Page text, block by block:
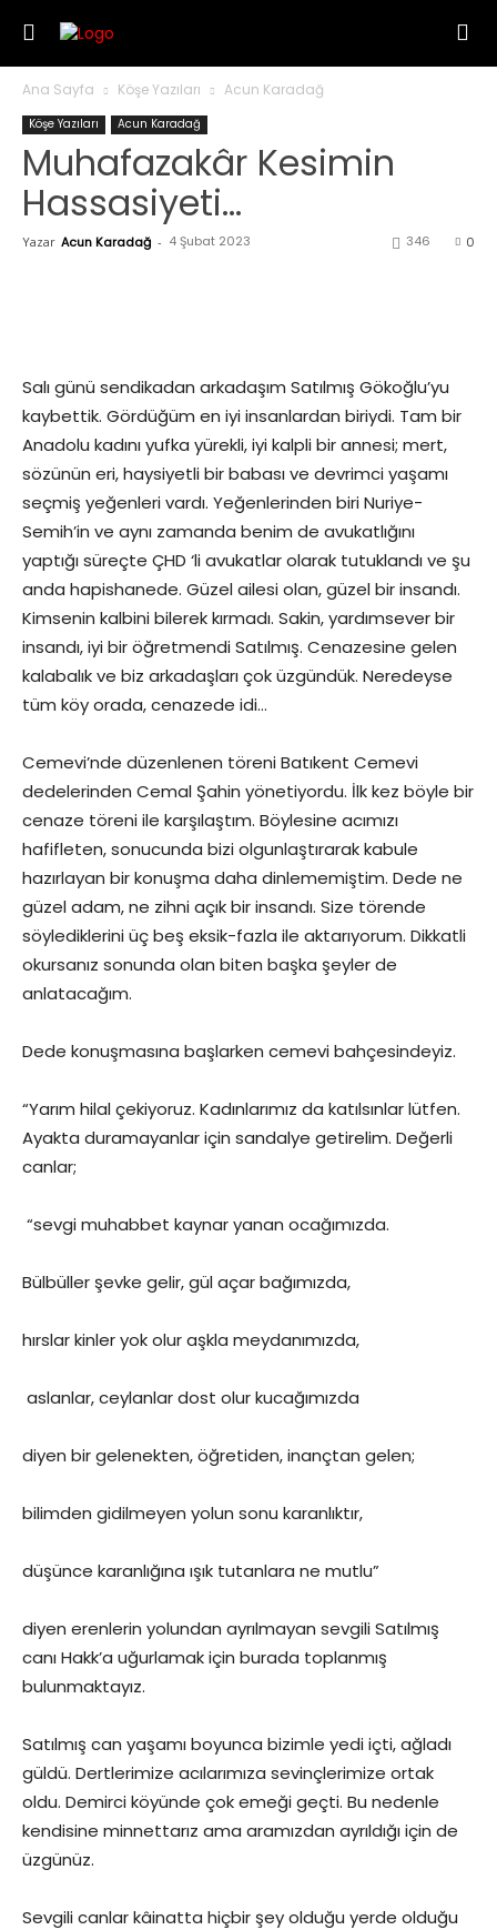
Ana Sayfa Köşe Yazıları Acun Karadağ
Köşe Yazıları Acun Karadağ
Muhafazakâr Kesimin
Hassasiyeti…
Yazar Acun Karadağ - 4 Şubat 2023 0
346
Salı günü sendikadan arkadaşım Satılmış Gökoğlu’yu
kaybettik. Gördüğüm en iyi insanlardan biriydi. Tam bir
Anadolu kadını yufka yürekli, iyi kalpli bir annesi; mert,
sözünün eri, haysiyetli bir babası ve devrimci yaşamı
seçmiş yeğenleri vardı. Yeğenlerinden biri Nuriye-
Semih’in ve aynı zamanda benim de avukatlığını
yaptığı süreçte ÇHD ‘li avukatlar olarak tutuklandı ve şu
anda hapishanede. Güzel ailesi olan, güzel bir insandı.
Kimsenin kalbini bilerek kırmadı. Sakin, yardımsever bir
insandı, iyi bir öğretmendi Satılmış. Cenazesine gelen
kalabalık ve biz arkadaşları çok üzgündük. Neredeyse
tüm köy orada, cenazede idi…
Cemevi’nde düzenlenen töreni Batıkent Cemevi
dedelerinden Cemal Şahin yönetiyordu. İlk kez böyle bir
cenaze töreni ile karşılaştım. Böylesine acımızı
hafifleten, sonucunda bizi olgunlaştırarak kabule
hazırlayan bir konuşma daha dinlememiştim. Dede ne
güzel adam, ne zihni açık bir insandı. Size törende
söylediklerini üç beş eksik-fazla ile aktarıyorum. Dikkatli
okursanız sonunda olan biten başka şeyler de
anlatacağım.
Dede konuşmasına başlarken cemevi bahçesindeyiz.
“Yarım hilal çekiyoruz. Kadınlarımız da katılsınlar lütfen.
Ayakta duramayanlar için sandalye getirelim. Değerli
canlar;
“sevgi muhabbet kaynar yanan ocağımızda.
Bülbüller şevke gelir, gül açar bağımızda,
hırslar kinler yok olur aşkla meydanımızda,
aslanlar, ceylanlar dost olur kucağımızda
diyen bir gelenekten, öğretiden, inançtan gelen;
bilimden gidilmeyen yolun sonu karanlıktır,
düşünce karanlığına ışık tutanlara ne mutlu”
diyen erenlerin yolundan ayrılmayan sevgili Satılmış
canı Hakk’a uğurlamak için burada toplanmış
bulunmaktayız.
Satılmış can yaşamı boyunca bizimle yedi içti, ağladı
güldü. Dertlerimize acılarımıza sevinçlerimize ortak
oldu. Demirci köyünde çok emeği geçti. Bu nedenle
kendisine minnettarız ama aramızdan ayrıldığı için de
üzgünüz.
Sevgili canlar kâinatta hiçbir şey olduğu yerde olduğu